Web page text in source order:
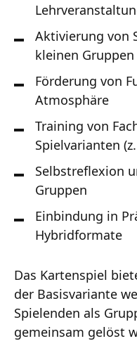
Aktivierung von
kleinen Gruppen
Förderung von
Atmosphäre
Training von
Spielvarianten
Selbstreflexion
Gruppen
Einbindung in
Hybridformate
Das Kartenspiel
der Basisvariante
Spielenden als
gemeinsam gelöst